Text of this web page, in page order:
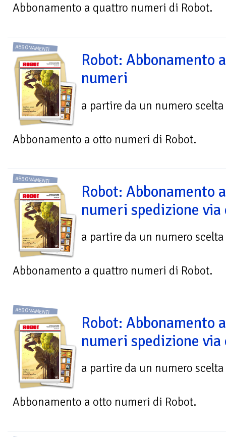
Abbonamento a quattro numeri di Robot.
ABBONAMENTI
Robot: Abbonamento
numeri
a partire da un numero scelta
Abbonamento a otto numeri di Robot.
ABBONAMENTI
Robot: Abbonamento
numeri spedizione
a partire da un numero scelta
Abbonamento a quattro numeri di Robot.
ABBONAMENTI
Robot: Abbonamento
numeri spedizione
a partire da un numero scelta
Abbonamento a otto numeri di Robot.